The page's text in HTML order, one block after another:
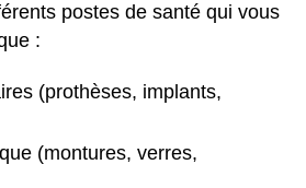
postes de santé qui vous
:
(prothèses, implants,
(montures, verres,